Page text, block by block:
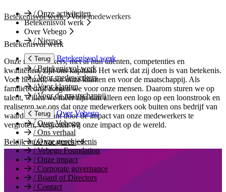
/Onze activiteiten
Betekenisvol werk
Over Vebego
/Nieuws
Terug
Betekenisvol werk
/Betekenisvol werk
/Voor medewerkers
/Voor klanten
/Voor de maatschappij
Terug
Over Vebego
/Over Vebego
/Ons verhaal
/Onze geschiedenis
/Vebego Foundation
/Onze impact
/Corporate governance
/Board of Directors
/Contact
Betekenisvol werk Voor medewerkers
Betekenisvol werk
Onze medewerkers, met al hun talenten, competenties en
kwaliteiten, zijn ons kapitaal. Het werk dat zij doen is van betekenis.
Voor henzelf, voor onze klanten en voor de maatschappij. Als
familiebedrijf zorgen we voor onze mensen. Daarom sturen we op
talent, willen we méér zijn dan alleen een logo op een loonstrook en
realiseren we ons dat onze medewerkers ook buiten ons bedrijf van
waarde zijn. Want door de impact van onze medewerkers te
vergroten, vergroten wij onze impact op de wereld.
Bekijk onze vacatures